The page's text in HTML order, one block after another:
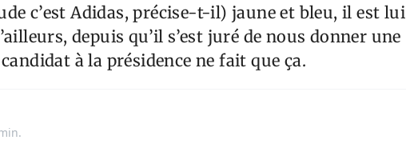
c’est Adidas, précise-t-il) jaune et bleu, il est lui
depuis qu’il s’est juré de nous donner une
à la présidence ne fait que ça.